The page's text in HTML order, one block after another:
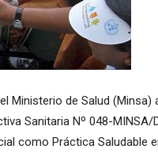
Ministerio de Salud (Minsa)
Sanitaria Nº 048-MINSA/
como Práctica Saludable